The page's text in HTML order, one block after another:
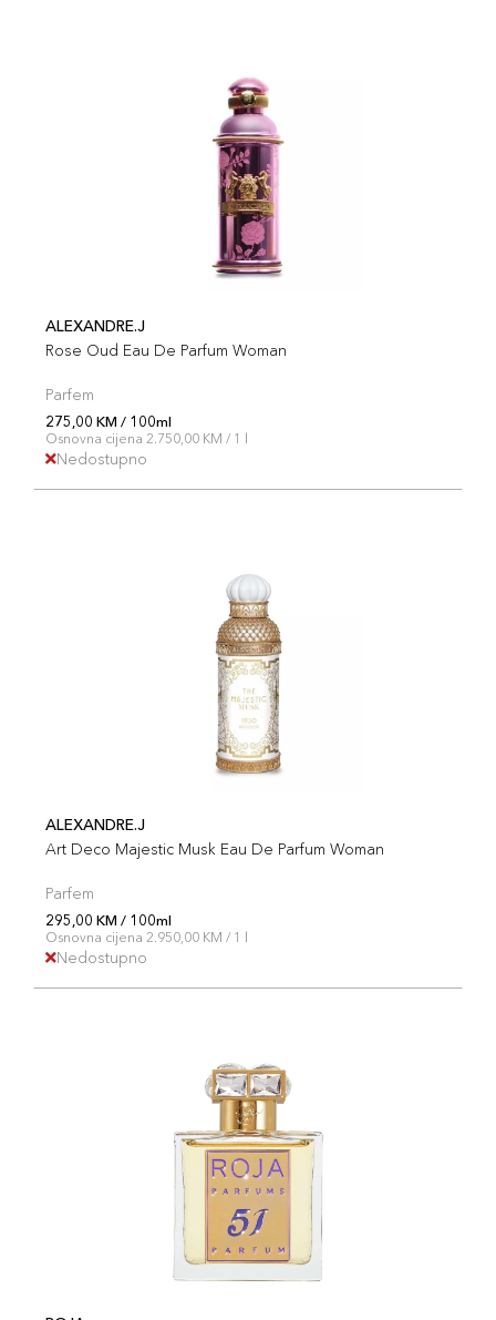
ALEXANDRE.J
Rose Oud Eau De Parfum Woman
Parfem
275,00 KM / 100ml
Osnovna cijena 2.750,00 KM / 1 l
Nedostupno
ALEXANDRE.J
Art Deco Majestic Musk Eau De Parfum Woman
Parfem
295,00 KM / 100ml
Osnovna cijena 2.950,00 KM / 1 l
Nedostupno